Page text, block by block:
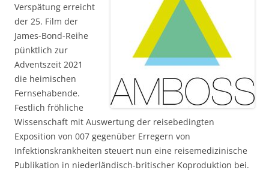
Verspätung erreicht
der 25. Film der
James-Bond-Reihe
pünktlich zur
Adventszeit 2021
die heimischen
Fernsehabende.
Festlich fröhliche
Wissenschaft mit Auswertung der reisebedingten
Exposition von 007 gegenüber Erregern von
Infektionskrankheiten steuert nun eine reisemedizinische
Publikation in niederländisch-britischer Koproduktion bei.